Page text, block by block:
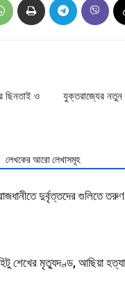
ছিনতাই ও
যুক্তরাজ্যের নতুন
লেখকের আরো লেখাসমূহ
দুর্বৃত্তদের গুলিতে
শেখের মৃত্যুদণ্ড, আছিয়া